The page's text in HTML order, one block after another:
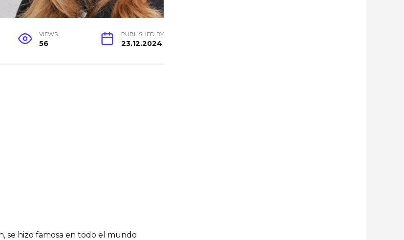
VIEWS
56
PUBLISHED BY
23.12.2024
se hizo famosa en todo el mundo